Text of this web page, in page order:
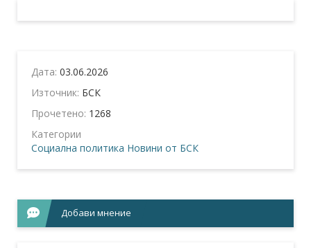
Дата: 03.06.2026
Източник: БСК
Прочетено: 1268
Категории
Социална политика Новини от БСК
Добави мнение